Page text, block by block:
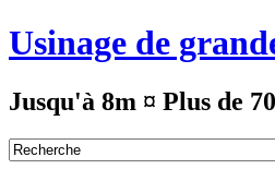
Usinage de
Jusqu'à 8m ¤ Plus de